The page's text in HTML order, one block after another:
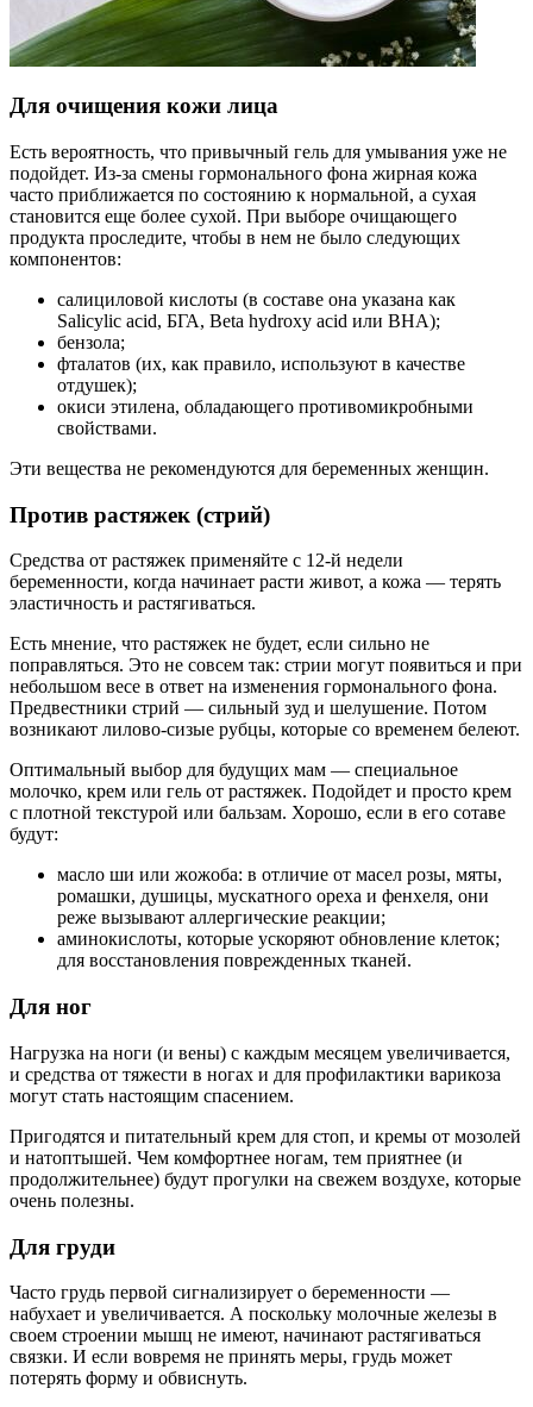
Для очищения кожи лица
Есть вероятность, что привычный гель для умывания уже не
подойдет. Из-за смены гормонального фона жирная кожа
часто приближается по состоянию к нормальной, а сухая
становится еще более сухой. При выборе очищающего
продукта проследите, чтобы в нем не было следующих
компонентов:
салициловой кислоты (в составе она указана как
Salicylic acid, БГА, Beta hydroxy acid или BHA);
бензола;
фталатов (их, как правило, используют в качестве
отдушек);
окиси этилена, обладающего противомикробными
свойствами.
Эти вещества не рекомендуются для беременных женщин.
Против растяжек (стрий)
Средства от растяжек применяйте с 12-й недели
беременности, когда начинает расти живот, а кожа — терять
эластичность и растягиваться.
Есть мнение, что растяжек не будет, если сильно не
поправляться. Это не совсем так: стрии могут появиться и при
небольшом весе в ответ на изменения гормонального фона.
Предвестники стрий — сильный зуд и шелушение. Потом
возникают лилово-сизые рубцы, которые со временем белеют.
Оптимальный выбор для будущих мам — специальное
молочко, крем или гель от растяжек. Подойдет и просто крем
с плотной текстурой или бальзам. Хорошо, если в его сотаве
будут:
масло ши или жожоба: в отличие от масел розы, мяты,
ромашки, душицы, мускатного ореха и фенхеля, они
реже вызывают аллергические реакции;
аминокислоты, которые ускоряют обновление клеток;
для восстановления поврежденных тканей.
Для ног
Нагрузка на ноги (и вены) с каждым месяцем увеличивается,
и средства от тяжести в ногах и для профилактики варикоза
могут стать настоящим спасением.
Пригодятся и питательный крем для стоп, и кремы от мозолей
и натоптышей. Чем комфортнее ногам, тем приятнее (и
продолжительнее) будут прогулки на свежем воздухе, которые
очень полезны.
Для груди
Часто грудь первой сигнализирует о беременности —
набухает и увеличивается. А поскольку молочные железы в
своем строении мышц не имеют, начинают растягиваться
связки. И если вовремя не принять меры, грудь может
потерять форму и обвиснуть.